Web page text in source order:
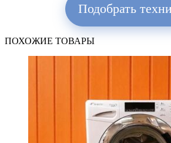
Подобрать
ПОХОЖИЕ ТОВАРЫ